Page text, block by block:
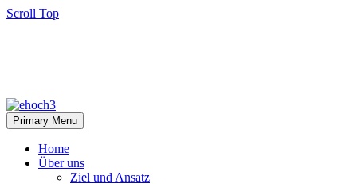
Scroll Top
Primary Menu
Home
Über uns
Ziel und Ansatz